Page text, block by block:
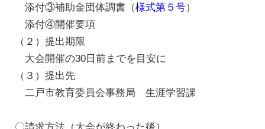
添付③補助金団体調書（様式第５号）
添付④開催要項
（２）提出期限
大会開催の30日前までを目安に
（３）提出先
二戸市教育委員会事務局 生涯学習課